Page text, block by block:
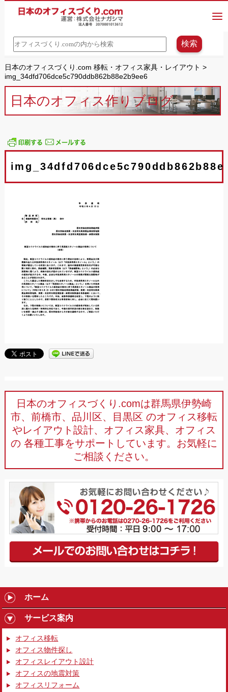
日本のオフィスづくり.com 移転・オフィス家具・レイアウト >
img_34dfd706dce5c790ddb862b88e2b9ee6
日本のオフィス作りブログ
日本のオフィスづくり.comは群馬県伊勢崎
市、前橋市、品川区、目黒区 のオフィス移転
やレイアウト設計、オフィス家具、オフィス
の 各種工事をサポートしています。お気軽に
ご相談ください。
ホーム
サービス案内
オフィス移転
オフィス物件探し
オフィスレイアウト設計
オフィスの地震対策
オフィスリフォーム